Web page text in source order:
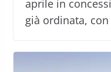
aprile in
già ordinata, con